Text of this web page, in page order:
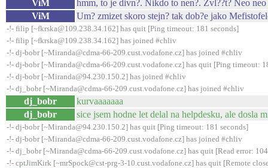
ViM
hmm, to je divn?. Nikdo to nen?. Zvl??t? Neo
ViM
Um? zmizet skoro stejn? tak dob?e jako
-!- filip [~fkrska@109.238.34.162] has quit [Ping timeout: 181 seconds]
-!- filip [~fkrska@109.238.34.162] has joined #chliv
-!- dj-bobr [~Miranda@cdma-66-209.cust.vodafone.cz] has joined #chliv
-!- dj-bobr [~Miranda@cdma-66-209.cust.vodafone.cz] has quit [Ping timeout:
-!- dj-bobr [~Miranda@94.230.150.2] has joined #chliv
-!- dj_bobr [~Miranda@cdma-66-209.cust.vodafone.cz] has joined #chliv
dj_bobr
kurvaaaaaaa
dj_bobr
sice jsem hodne let delal na helpdesku, ale dosla
-!- dj-bobr [~Miranda@94.230.150.2] has quit [Ping timeout: 181 seconds]
-!- dj-bobr [~Miranda@cdma-66-209.cust.vodafone.cz] has joined #chliv
-!- dj_bobr [~Miranda@cdma-66-209.cust.vodafone.cz] has quit [Read error:
-!- cptJimKirk [~mrSpock@cst-prg-3-10.cust.vodafone.cz] has quit [Remote